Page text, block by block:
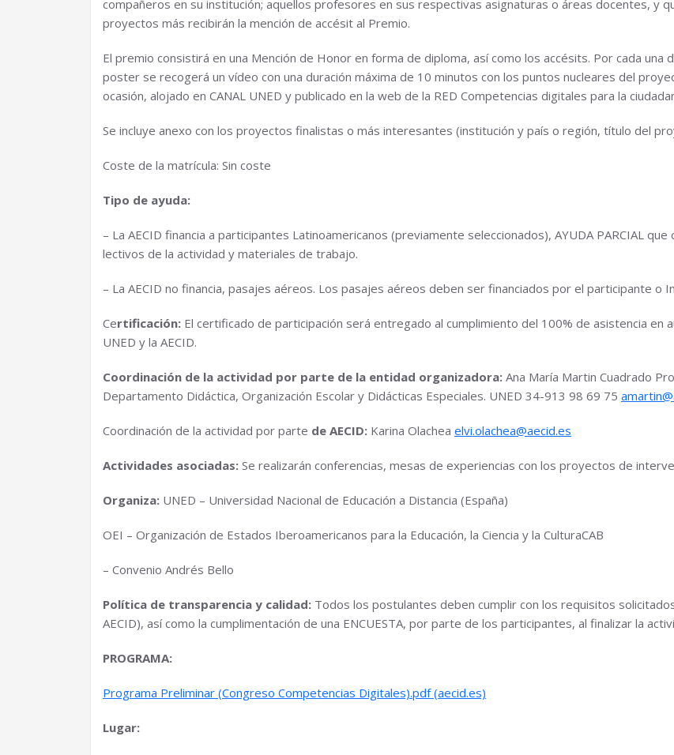
compañeros en su institución; aquellos profesores en sus respectivas asignaturas o áreas docentes, y
proyectos más recibirán la mención de accésit al Premio.
El premio consistirá en una Mención de Honor en forma de diploma, así como los accésits. Por cada
poster se recogerá un vídeo con una duración máxima de 10 minutos con los puntos nucleares del
ocasión, alojado en CANAL UNED y publicado en la web de la RED Competencias digitales para la
Se incluye anexo con los proyectos finalistas o más interesantes (institución y país o región, título del
Coste de la matrícula: Sin coste
Tipo de ayuda:
– La AECID financia a participantes Latinoamericanos (previamente seleccionados), AYUDA PARCIAL
lectivos de la actividad y materiales de trabajo.
– La AECID no financia, pasajes aéreos. Los pasajes aéreos deben ser financiados por el participante o
Certificación: El certificado de participación será entregado al cumplimiento del 100% de asistencia en
UNED y la AECID.
Coordinación de la actividad por parte de la entidad organizadora: Ana María Martin Cuadrado
Departamento Didáctica, Organización Escolar y Didácticas Especiales. UNED 34-913 98 69 75
Coordinación de la actividad por parte de AECID: Karina Olachea elvi.olachea@aecid.es
Actividades asociadas: Se realizarán conferencias, mesas de experiencias con los proyectos de
Organiza: UNED – Universidad Nacional de Educación a Distancia (España)
OEI – Organización de Estados Iberoamericanos para la Educación, la Ciencia y la CulturaCAB
– Convenio Andrés Bello
Política de transparencia y calidad: Todos los postulantes deben cumplir con los requisitos
AECID), así como la cumplimentación de una ENCUESTA, por parte de los participantes, al finalizar la
PROGRAMA:
Programa Preliminar (Congreso Competencias Digitales).pdf (aecid.es)
Lugar: